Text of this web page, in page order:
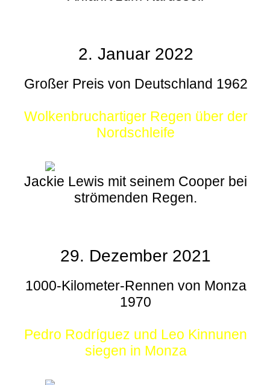
2. Januar 2022
Großer Preis von Deutschland 1962
Wolkenbruchartiger Regen über der
Nordschleife
Jackie Lewis mit seinem Cooper bei
strömenden Regen.
29. Dezember 2021
1000-Kilometer-Rennen von Monza
1970
Pedro Rodríguez und Leo Kinnunen
siegen in Monza